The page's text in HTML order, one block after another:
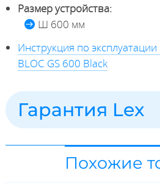
Размер устройства:
Ш 600 мм
Инструкция по
BLOC GS 600 Black
Гарантия Lex
Похожие